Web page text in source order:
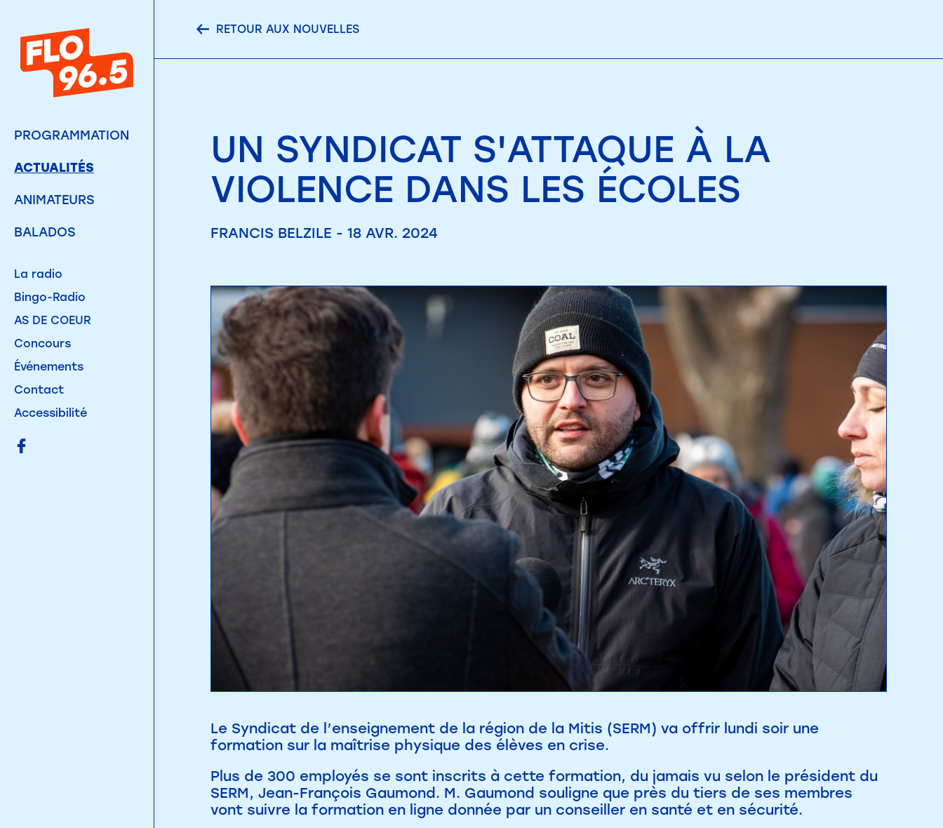
PROGRAMMATION
ACTUALITÉS
ANIMATEURS
BALADOS
La radio
Bingo-Radio
AS DE COEUR
Concours
Événements
Contact
Accessibilité
RETOUR AUX NOUVELLES
UN SYNDICAT S'ATTAQUE À LA
VIOLENCE DANS LES ÉCOLES
FRANCIS BELZILE - 18 AVR. 2024
Le Syndicat de l’enseignement de la région de la Mitis (SERM) va offrir lundi soir une
formation sur la maîtrise physique des élèves en crise.
Plus de 300 employés se sont inscrits à cette formation, du jamais vu selon le président du
SERM, Jean-François Gaumond. M. Gaumond souligne que près du tiers de ses membres
vont suivre la formation en ligne donnée par un conseiller en santé et en sécurité.